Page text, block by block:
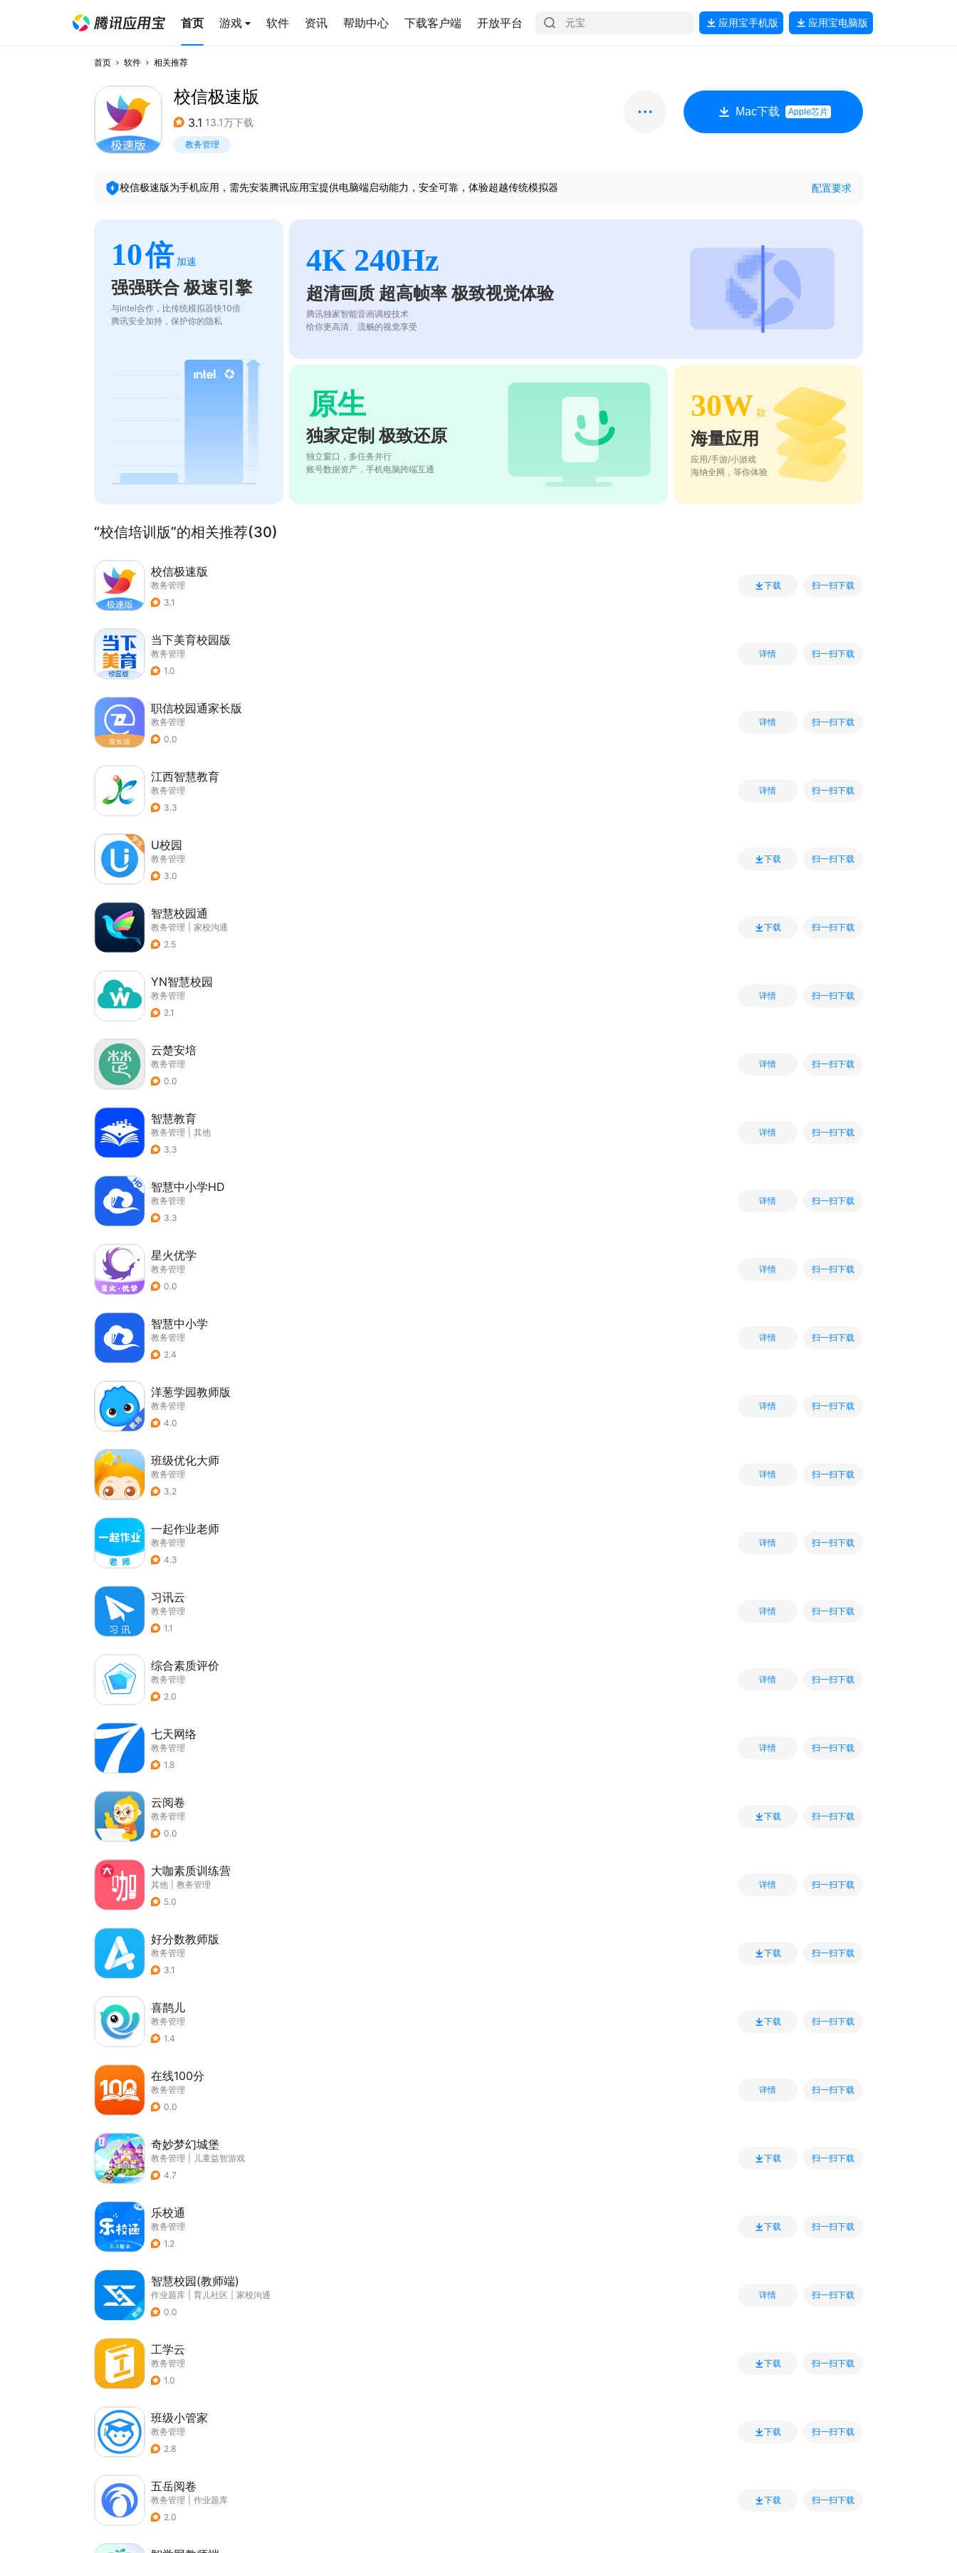
首页 游戏 软件 资讯 帮助中心 下载客户端 开放平台 应用宝手机版 应用宝电脑版
首页 软件 相关推荐
校信极速版
3.1 13.1万下载
教务管理
Mac下载 Apple芯片
校信极速版为手机应用，需先安装腾讯应用宝提供电脑端启动能力，安全可靠，体验超越传统模拟器 配置要求
10倍 加速
强强联合 极速引擎
与intel合作，比传统模拟器快10倍
腾讯安全加持，保护你的隐私
4K 240Hz
超清画质 超高帧率 极致视觉体验
腾讯独家智能音画调校技术
给你更高清、流畅的视觉享受
原生
独家定制 极致还原
独立窗口，多任务并行
账号数据资产，手机电脑跨端互通
30W 款
海量应用
应用/手游/小游戏
海纳全网，等你体验
“校信培训版”的相关推荐(30)
校信极速版
教务管理
3.1
下载 扫一扫下载
当下美育校园版
教务管理
1.0
详情 扫一扫下载
职信校园通家长版
教务管理
0.0
详情 扫一扫下载
江西智慧教育
教务管理
3.3
详情 扫一扫下载
U校园
教务管理
3.0
下载 扫一扫下载
智慧校园通
教务管理
家校沟通
2.5
下载 扫一扫下载
YN智慧校园
教务管理
2.1
详情 扫一扫下载
云楚安培
教务管理
0.0
详情 扫一扫下载
智慧教育
教务管理
其他
3.3
详情 扫一扫下载
智慧中小学HD
教务管理
3.3
详情 扫一扫下载
星火优学
教务管理
0.0
详情 扫一扫下载
智慧中小学
教务管理
2.4
详情 扫一扫下载
洋葱学园教师版
教务管理
4.0
详情 扫一扫下载
班级优化大师
教务管理
3.2
详情 扫一扫下载
一起作业老师
教务管理
4.3
详情 扫一扫下载
习讯云
教务管理
1.1
详情 扫一扫下载
综合素质评价
教务管理
2.0
详情 扫一扫下载
七天网络
教务管理
1.8
详情 扫一扫下载
云阅卷
教务管理
0.0
下载 扫一扫下载
大咖素质训练营
其他
教务管理
5.0
详情 扫一扫下载
好分数教师版
教务管理
3.1
下载 扫一扫下载
喜鹊儿
教务管理
1.4
下载 扫一扫下载
在线100分
教务管理
0.0
详情 扫一扫下载
奇妙梦幻城堡
教务管理
儿童益智游戏
4.7
下载 扫一扫下载
乐校通
教务管理
1.2
下载 扫一扫下载
智慧校园(教师端)
作业题库 育儿社区
家校沟通
0.0
详情 扫一扫下载
工学云
教务管理
1.0
下载 扫一扫下载
班级小管家
教务管理
2.8
下载 扫一扫下载
五岳阅卷
教务管理
作业题库
2.0
下载 扫一扫下载